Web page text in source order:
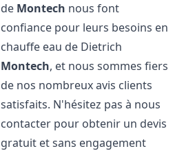
de Montech nous font
confiance pour leurs besoins en
chauffe eau de Dietrich
Montech, et nous sommes fiers
de nos nombreux avis clients
satisfaits. N'hésitez pas à nous
contacter pour obtenir un devis
gratuit et sans engagement